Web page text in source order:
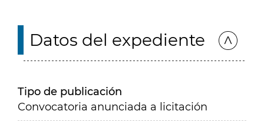
Datos del expediente
Tipo de publicación
Convocatoria anunciada a licitación